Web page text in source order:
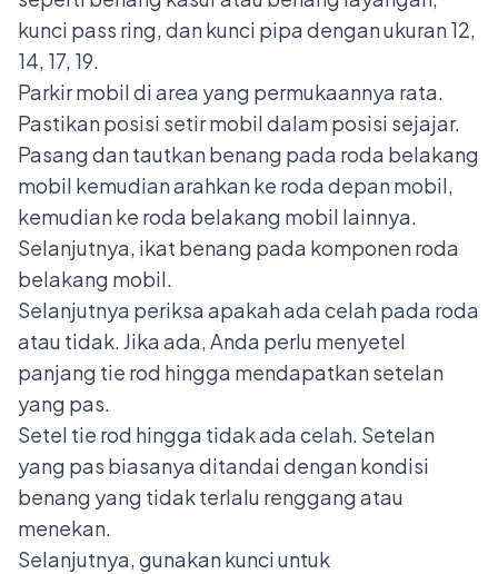
kunci pass ring, dan kunci pipa dengan ukuran 12,
14, 17, 19.
Parkir mobil di area yang permukaannya rata.
Pastikan posisi setir mobil dalam posisi sejajar.
Pasang dan tautkan benang pada roda belakang
mobil kemudian arahkan ke roda depan mobil,
kemudian ke roda belakang mobil lainnya.
Selanjutnya, ikat benang pada komponen roda
belakang mobil.
Selanjutnya periksa apakah ada celah pada roda
atau tidak. Jika ada, Anda perlu menyetel
panjang tie rod hingga mendapatkan setelan
yang pas.
Setel tie rod hingga tidak ada celah. Setelan
yang pas biasanya ditandai dengan kondisi
benang yang tidak terlalu renggang atau
menekan.
Selanjutnya, gunakan kunci untuk